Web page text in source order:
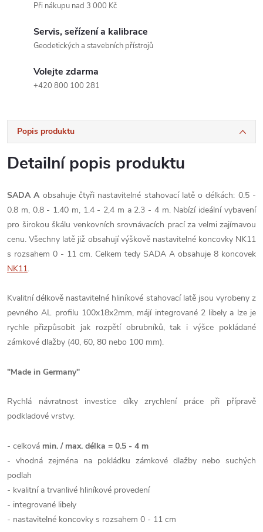
Při nákupu nad 3 000 Kč
Servis, seřízení a kalibrace
Geodetických a stavebních přístrojů
Volejte zdarma
+420 800 100 281
Popis produktu
Detailní popis produktu
SADA A obsahuje čtyři nastavitelné stahovací latě o délkách: 0.5 -
0.8 m, 0.8 - 1.40 m, 1.4 - 2,4 m a 2.3 - 4 m. Nabízí ideální vybavení
pro širokou škálu venkovních srovnávacích prací za velmi zajímavou
cenu. Všechny latě již obsahují výškově nastavitelné koncovky NK11
s rozsahem 0 - 11 cm. Celkem tedy SADA A obsahuje 8 koncovek
NK11.
Kvalitní délkově nastavitelné hliníkové stahovací latě jsou vyrobeny z
pevného AL profilu 100x18x2mm, májí integrované 2 libely a lze je
rychle přizpůsobit jak rozpětí obrubníků, tak i výšce pokládané
zámkové dlažby (40, 60, 80 nebo 100 mm).
"Made in Germany"
Rychlá návratnost investice díky zrychlení práce při přípravě
podkladové vrstvy.
- celková min. / max. délka = 0.5 - 4 m
- vhodná zejména na pokládku zámkové dlažby nebo suchých
podlah
- kvalitní a trvanlivé hliníkové provedení
- integrované libely
- nastavitelné koncovky s rozsahem 0 - 11 cm